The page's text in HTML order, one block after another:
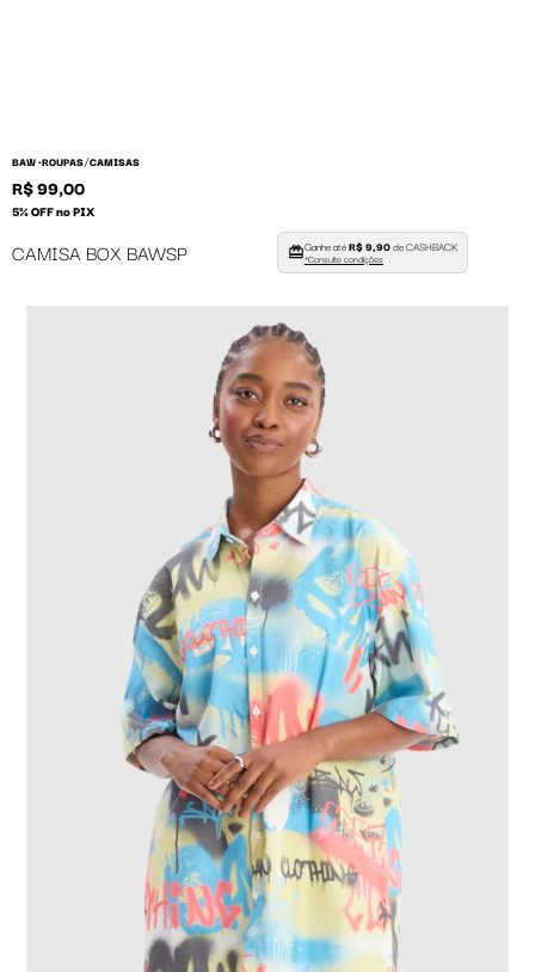
BAW •ROUPAS/CAMISAS
R$ 99,00
5% OFF no PIX
CAMISA BOX BAWSP Ganhe atéR$ 9,90de CASHBACK
*Consulte condições